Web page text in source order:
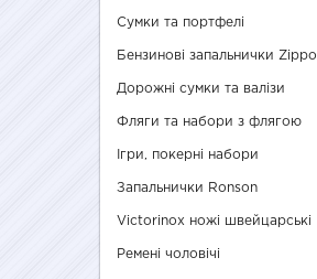
Сумки та портфелі
Бензинові запальнички Zippo
Дорожні сумки та валізи
Фляги та набори з флягою
Ігри, покерні набори
Запальнички Ronson
Victorinox ножі швейцарські
Ремені чоловічі